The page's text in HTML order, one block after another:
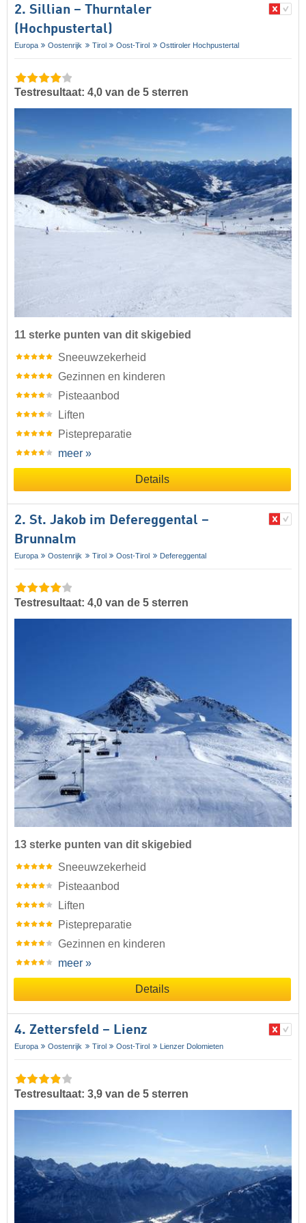
2. Sillian – Thurntaler
(Hochpustertal)
Europa Oostenrijk Tirol Oost-Tirol Osttiroler Hochpustertal
Testresultaat: 4,0 van de 5 sterren
11 sterke punten van dit skigebied
Sneeuwzekerheid
Gezinnen en kinderen
Pisteaanbod
Liften
Pistepreparatie
meer »
Details
2. St. Jakob im Defereggental –
Brunnalm
Europa Oostenrijk Tirol Oost-Tirol Defereggental
Testresultaat: 4,0 van de 5 sterren
13 sterke punten van dit skigebied
Sneeuwzekerheid
Pisteaanbod
Liften
Pistepreparatie
Gezinnen en kinderen
meer »
Details
4. Zettersfeld – Lienz
Europa Oostenrijk Tirol Oost-Tirol Lienzer Dolomieten
Testresultaat: 3,9 van de 5 sterren